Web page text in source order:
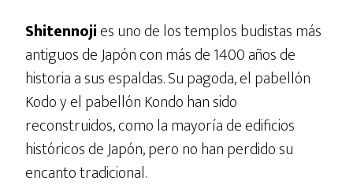
Shitennojies uno de los templos budistas más
antiguos de Japón con más de 1400 años de
historia a sus espaldas. Su pagoda, el pabellón
Kodo y el pabellón Kondo han sido
reconstruidos, como la mayoría de edificios
históricos de Japón, pero no han perdido su
encanto tradicional.